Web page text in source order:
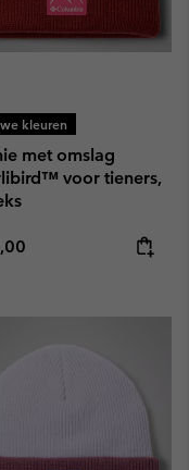
kleuren
met omslag
voor tieners,
price: